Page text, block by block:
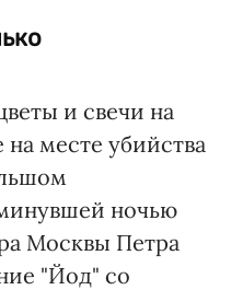
и свечи на
месте убийства
ночью
Москвы Петра
"Йод" со